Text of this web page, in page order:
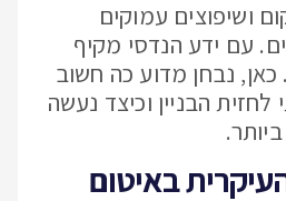
ושיפוצים עמוקים
עם ידע הנדסי מקיף
כאן, נבחן מדוע כה חשוב
הבניין וכיצד נעשה
באיטום